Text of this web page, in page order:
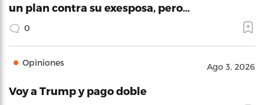
un plan contra su exesposa, pero…
0
Opiniones Ago 3, 2026
Voy a Trump y pago doble